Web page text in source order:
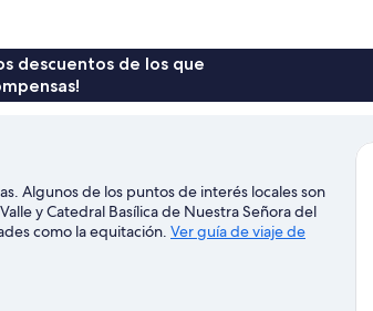
descuentos de los que
Algunos de los puntos de interés locales son
y Catedral Basílica de Nuestra Señora del
como la equitación. Ver guía de viaje de